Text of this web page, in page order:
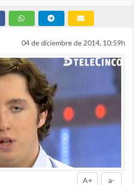
04 de diciembre de 2014, 10:59h
A+ a-